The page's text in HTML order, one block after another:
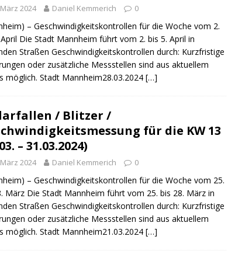
2024 Daniel Kemmerich 0
– Geschwindigkeitskontrollen für die Woche vom 2.
Die Stadt Mannheim führt vom 2. bis 5. April in
Straßen Geschwindigkeitskontrollen durch: Kurzfristige
oder zusätzliche Messstellen sind aus aktuellem
möglich. Stadt Mannheim28.03.2024 […]
/ Blitzer /
für die KW 13
– 31.03.2024)
2024 Daniel Kemmerich 0
– Geschwindigkeitskontrollen für die Woche vom 25.
März Die Stadt Mannheim führt vom 25. bis 28. März in
Straßen Geschwindigkeitskontrollen durch: Kurzfristige
oder zusätzliche Messstellen sind aus aktuellem
möglich. Stadt Mannheim21.03.2024 […]